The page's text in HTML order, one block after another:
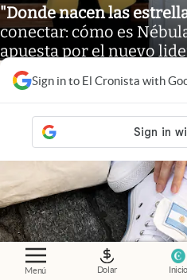
Menú Dolar Inicio
Sign in to El Cronista with
"Donde nacen las
conectar: cómo es
apuesta por el nuevo